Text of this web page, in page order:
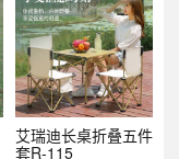
艾瑞迪长桌折叠五件
套R-115